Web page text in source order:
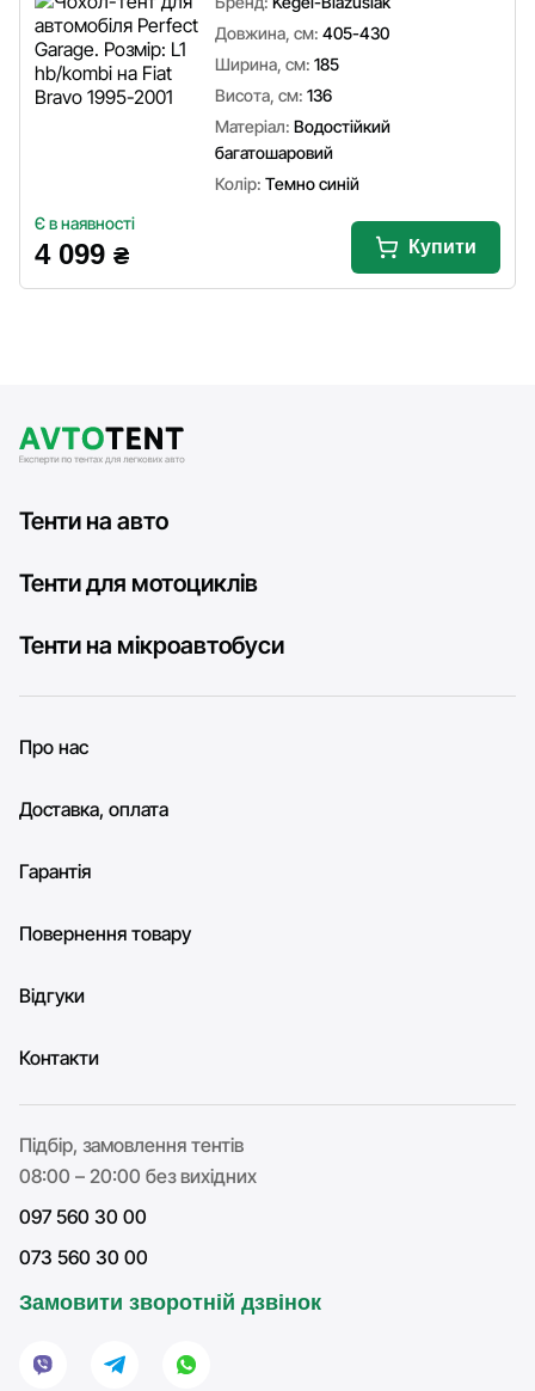
Довжина, см: 405-430
Ширина, см: 185
Висота, см: 136
Матеріал: Водостійкий
багатошаровий
Колір: Темно синій
Є в наявності
4 099 ₴ Купити
Тенти на авто
Тенти для мотоциклів
Тенти на мікроавтобуси
Про нас
Доставка, оплата
Гарантія
Повернення товару
Відгуки
Контакти
Підбір, замовлення тентів
08:00 – 20:00 без вихідних
097 560 30 00
073 560 30 00
Замовити зворотній дзвінок